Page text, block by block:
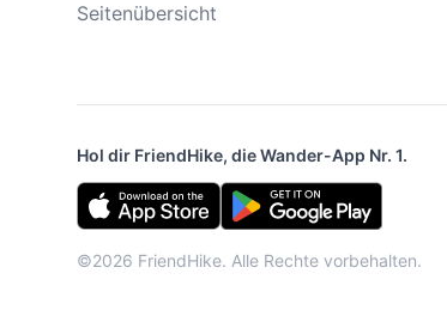
Seitenübersicht
Hol dir FriendHike, die Wander-App Nr. 1.
©2026 FriendHike. Alle Rechte vorbehalten.